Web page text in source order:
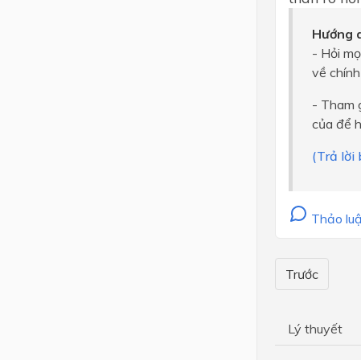
Hướng
- Hỏi
về
- Tham
của để
(Trả lời
Thảo
Trước
Lý thuyết